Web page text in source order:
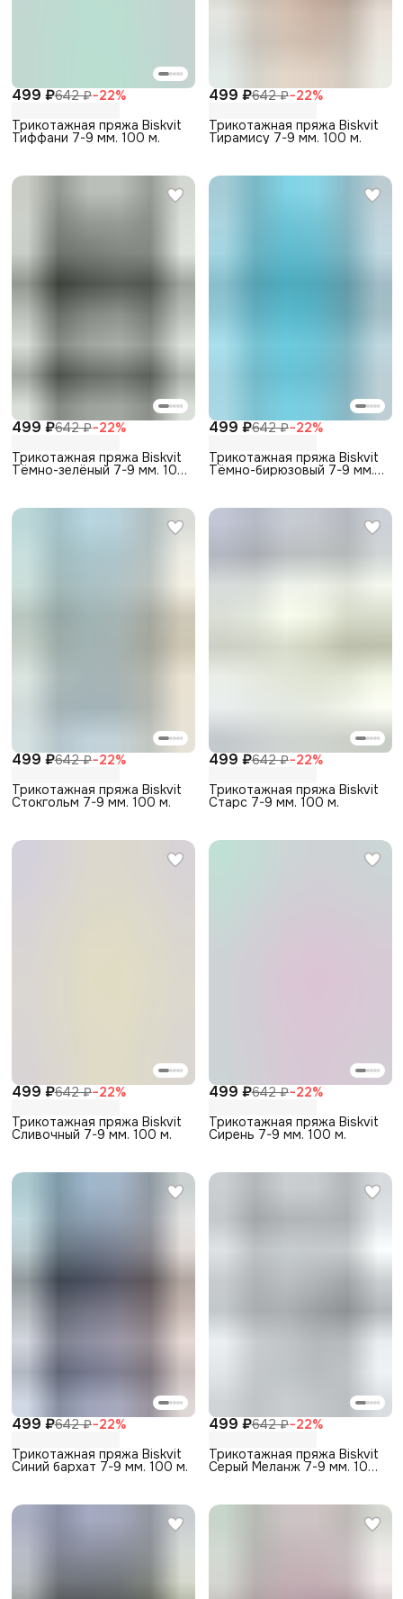
499 ₽642 ₽−22%
Трикотажная пряжа Biskvit
Тиффани 7-9 мм. 100 м.
499 ₽642 ₽−22%
Трикотажная пряжа Biskvit
Тирамису 7-9 мм. 100 м.
499 ₽642 ₽−22%
Трикотажная пряжа Biskvit
Тёмно-зелёный 7-9 мм. 100
499 ₽642 ₽−22%
Трикотажная пряжа Biskvit
Тёмно-бирюзовый 7-9 мм.
499 ₽642 ₽−22%
Трикотажная пряжа Biskvit
Стокгольм 7-9 мм. 100 м.
499 ₽642 ₽−22%
Трикотажная пряжа Biskvit
Старс 7-9 мм. 100 м.
499 ₽642 ₽−22%
Трикотажная пряжа Biskvit
Сливочный 7-9 мм. 100 м.
499 ₽642 ₽−22%
Трикотажная пряжа Biskvit
Сирень 7-9 мм. 100 м.
499 ₽642 ₽−22%
Трикотажная пряжа Biskvit
Синий бархат 7-9 мм. 100 м.
499 ₽642 ₽−22%
Трикотажная пряжа Biskvit
Серый Меланж 7-9 мм. 100